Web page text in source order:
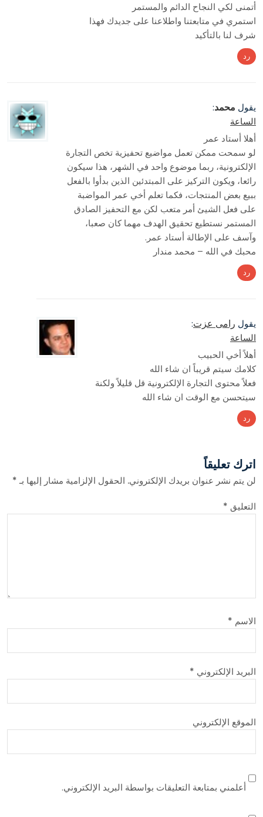
أتمنى لكي النجاح الدائم والمستمر
استمري في متابعتنا واطلاعنا على جديدك فهذا
شرف لنا بالتأكيد
رد
يقول محمد:
الساعة
أهلا أستاد عمر
لو سمحت ممكن تعمل مواضيع تحفيزية تخص التجارة
الإلكترونية، ربما موضوع واحد في الشهر، هذا سيكون
رائعا، ويكون التركيز على المبتدئين الذين بدأوا بالفعل
ببيع بعض المنتجات، فكما تعلم أخي عمر المواضبة
على فعل الشيئ أمر متعب لكن مع التحفيز الصادق
المستمر نستطيع تحقيق الهدف مهما كان صعبا،
وآسف على الإطالة أستاد عمر.
محبك في الله – محمد مندار
رد
يقول رامى عزت:
الساعة
أهلاً أخي الحبيب
كلامك سيتم قريباً ان شاء الله
فعلاً محتوى التجارة الإلكترونية قل قليلاً ولكنة
سيتحسن مع الوقت ان شاء الله
رد
اترك تعليقاً
لن يتم نشر عنوان بريدك الإلكتروني. الحقول الإلزامية مشار إليها بـ*
التعليق *
الاسم *
البريد الإلكتروني *
الموقع الإلكتروني
أعلمني بمتابعة التعليقات بواسطة البريد الإلكتروني.